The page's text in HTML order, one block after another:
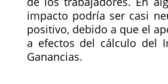
impacto podría ser casi
positivo, debido a que el
a efectos del cálculo del
Ganancias.